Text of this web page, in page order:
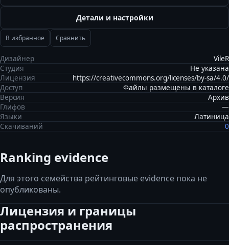
Детали и настройки
В избранное Сравнить
Дизайнер
VileR
Студия
Не указана
Лицензия
https://creativecommons.org/licenses/by-sa/4.0/
Доступ
Файлы размещены в каталоге
Версия
Архив
Глифов
—
Языки
Латиница
Скачиваний
0
Ranking evidence
Для этого семейства рейтинговые evidence пока не
опубликованы.
Лицензия и границы
распространения